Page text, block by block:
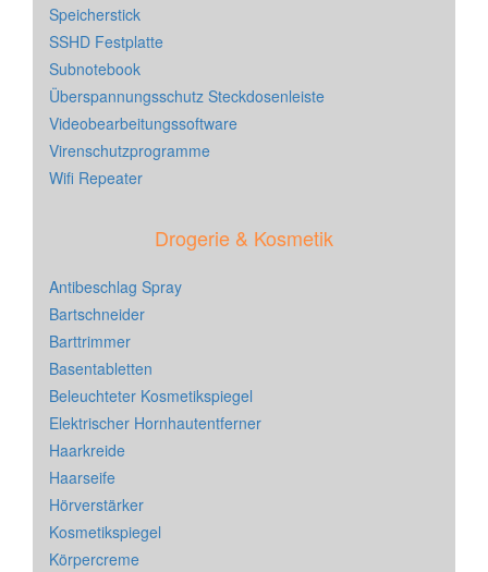
Speicherstick
SSHD Festplatte
Subnotebook
Überspannungsschutz Steckdosenleiste
Videobearbeitungssoftware
Virenschutzprogramme
Wifi Repeater
Drogerie & Kosmetik
Antibeschlag Spray
Bartschneider
Barttrimmer
Basentabletten
Beleuchteter Kosmetikspiegel
Elektrischer Hornhautentferner
Haarkreide
Haarseife
Hörverstärker
Kosmetikspiegel
Körpercreme